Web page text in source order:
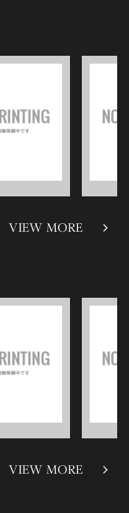
VIEW MORE
VIEW MORE